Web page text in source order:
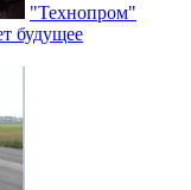
"Технопром"
будущее